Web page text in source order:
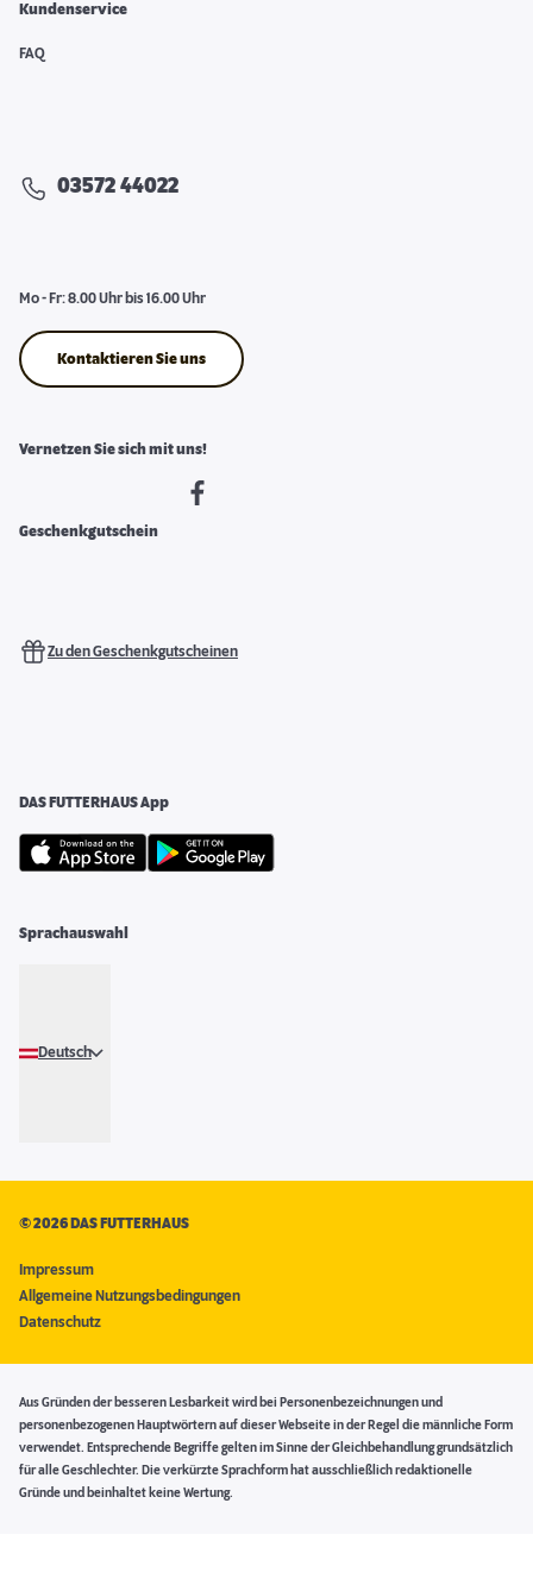
Kundenservice
FAQ
03572 44022
Mo - Fr: 8.00 Uhr bis 16.00 Uhr
Kontaktieren Sie uns
Vernetzen Sie sich mit uns!
Geschenkgutschein
Zu den Geschenkgutscheinen
DAS FUTTERHAUS App
Sprachauswahl
Deutsch
©2026 DAS FUTTERHAUS
Impressum
Allgemeine Nutzungsbedingungen
Datenschutz
Aus Gründen der besseren Lesbarkeit wird bei Personenbezeichnungen und
personenbezogenen Hauptwörtern auf dieser Webseite in der Regel die männliche Form
verwendet. Entsprechende Begriffe gelten im Sinne der Gleichbehandlung grundsätzlich
für alle Geschlechter. Die verkürzte Sprachform hat ausschließlich redaktionelle
Gründe und beinhaltet keine Wertung.